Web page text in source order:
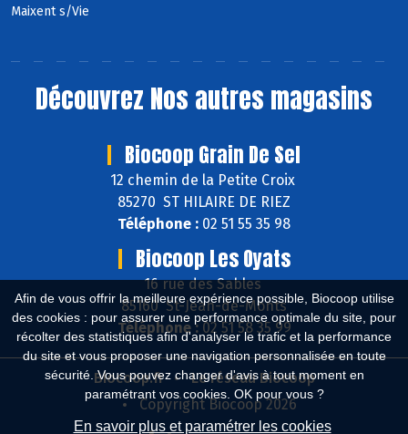
Afin de vous offrir la meilleure expérience possible, Biocoop utilise
des cookies : pour assurer une performance optimale du site, pour
récolter des statistiques afin d'analyser le trafic et la performance
du site et vous proposer une navigation personnalisée en toute
sécurité. Vous pouvez changer d'avis à tout moment en
paramétrant vos cookies. OK pour vous ?
En savoir plus et paramétrer les cookies
Maixent s/Vie
Découvrez Nos autres magasins
Biocoop Grain De Sel
12 chemin de la Petite Croix
85270 ST HILAIRE DE RIEZ
Téléphone : 02 51 55 35 98
Biocoop Les Oyats
16 rue des Sables
85160 St-Jean-de-Monts
Téléphone :02 51 58 35 99
Biocoop.fr
Le réseau Biocoop
Copyright Biocoop 2026